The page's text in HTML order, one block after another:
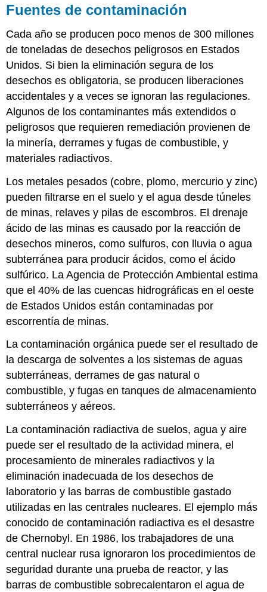
Fuentes de contaminación
Cada año se producen poco menos de 300 millones
de toneladas de desechos peligrosos en Estados
Unidos. Si bien la eliminación segura de los
desechos es obligatoria, se producen liberaciones
accidentales y a veces se ignoran las regulaciones.
Algunos de los contaminantes más extendidos o
peligrosos que requieren remediación provienen de
la minería, derrames y fugas de combustible, y
materiales radiactivos.
Los metales pesados (cobre, plomo, mercurio y zinc)
pueden filtrarse en el suelo y el agua desde túneles
de minas, relaves y pilas de escombros. El drenaje
ácido de las minas es causado por la reacción de
desechos mineros, como sulfuros, con lluvia o agua
subterránea para producir ácidos, como el ácido
sulfúrico. La Agencia de Protección Ambiental estima
que el 40% de las cuencas hidrográficas en el oeste
de Estados Unidos están contaminadas por
escorrentía de minas.
La contaminación orgánica puede ser el resultado de
la descarga de solventes a los sistemas de aguas
subterráneas, derrames de gas natural o
combustible, y fugas en tanques de almacenamiento
subterráneos y aéreos.
La contaminación radiactiva de suelos, agua y aire
puede ser el resultado de la actividad minera, el
procesamiento de minerales radiactivos y la
eliminación inadecuada de los desechos de
laboratorio y las barras de combustible gastado
utilizadas en las centrales nucleares. El ejemplo más
conocido de contaminación radiactiva es el desastre
de Chernobyl. En 1986, los trabajadores de una
central nuclear rusa ignoraron los procedimientos de
seguridad durante una prueba de reactor, y las
barras de combustible sobrecalentaron el agua de